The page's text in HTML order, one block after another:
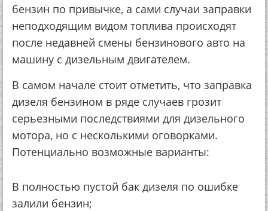
бензин по привычке, а сами случаи заправки
неподходящим видом топлива происходят
после недавней смены бензинового авто на
машину с дизельным двигателем.
В самом начале стоит отметить, что заправка
дизеля бензином в ряде случаев грозит
серьезными последствиями для дизельного
мотора, но с несколькими оговорками.
Потенциально возможные варианты:
В полностью пустой бак дизеля по ошибке
залили бензин;